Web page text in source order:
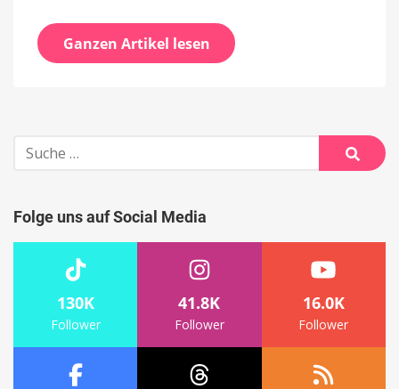
Ganzen Artikel lesen
Suche
nach:
Suche
Folge uns auf Social Media
130K
Follower
41.8K
Follower
16.0K
Follower